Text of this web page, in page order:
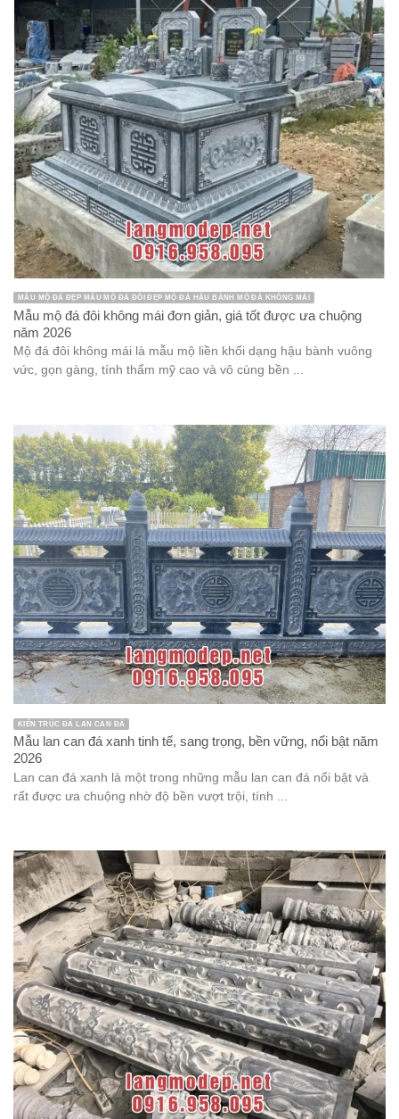
MẪU MỘ ĐÁ ĐẸP MẪU MỘ ĐÁ ĐÔI ĐẸP MỘ ĐÁ HẬU BÀNH MỘ ĐÁ KHÔNG MÁI
Mẫu mộ đá đôi không mái đơn giản, giá tốt được ưa chuộng
năm 2026
Mộ đá đôi không mái là mẫu mộ liền khối dạng hậu bành vuông
vức, gọn gàng, tính thẩm mỹ cao và vô cùng bền ...
KIẾN TRÚC ĐÁ LAN CAN ĐÁ
Mẫu lan can đá xanh tinh tế, sang trọng, bền vững, nổi bật năm
2026
Lan can đá xanh là một trong những mẫu lan can đá nổi bật và
rất được ưa chuộng nhờ độ bền vượt trội, tính ...